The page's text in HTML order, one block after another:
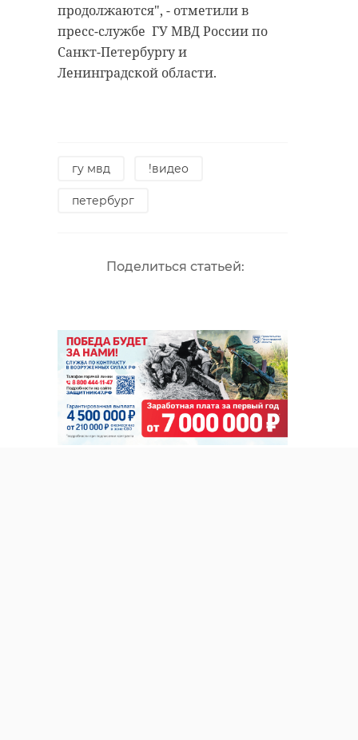
продолжаются", - отметили в
пресс-службе ГУ МВД России по
Санкт-Петербургу и
Ленинградской области.
гу мвд !видео
петербург
Поделиться статьей: